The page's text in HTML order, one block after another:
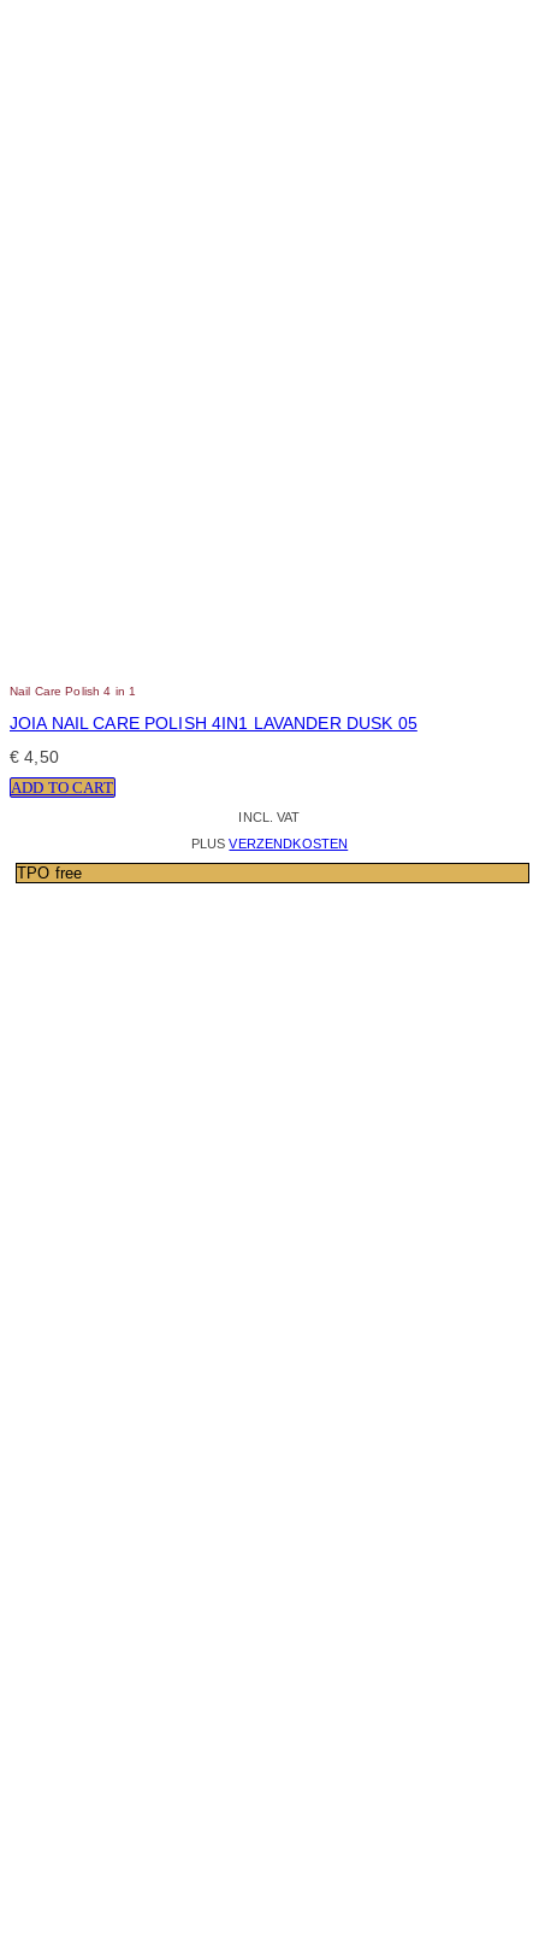
Nail Care Polish 4 in 1
JOIA NAIL CARE POLISH 4IN1 LAVANDER DUSK 05
€ 4,50
ADD TO CART
INCL. VAT
PLUSVERZENDKOSTEN
TPO free